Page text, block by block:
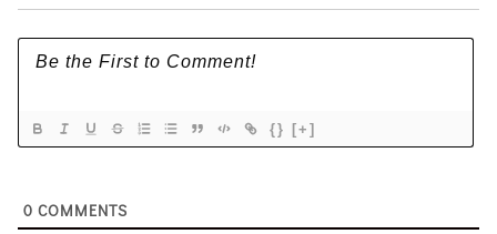
{} [+]
0 COMMENTS